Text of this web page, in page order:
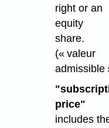
right or an
equity
share.
(« valeur
admissible
price"
includes